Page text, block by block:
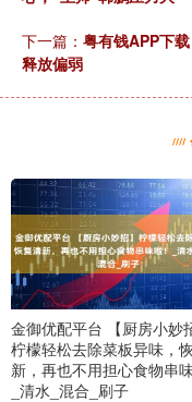
下一篇： 粤有钱APP下
释放偏弱
金御优配平台 【厨房小妙
柠檬轻松去除菜板异味，
新，再也不用担心食物串
_清水_混合_刷子